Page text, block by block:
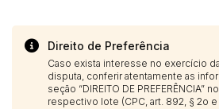
Direito de Preferência
Caso exista interesse no exercício
disputa, conferir atentamente as
seção “DIREITO DE PREFERÊNCIA”
respectivo lote (CPC, art. 892, § 2o e